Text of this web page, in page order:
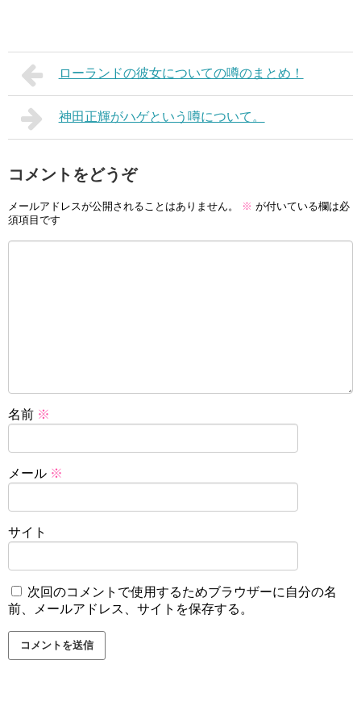
ローランドの彼女についての噂のまとめ！
神田正輝がハゲという噂について。
コメントをどうぞ
メールアドレスが公開されることはありません。 ※ が付いている欄は必
須項目です
名前 ※
メール ※
サイト
次回のコメントで使用するためブラウザーに自分の名
前、メールアドレス、サイトを保存する。